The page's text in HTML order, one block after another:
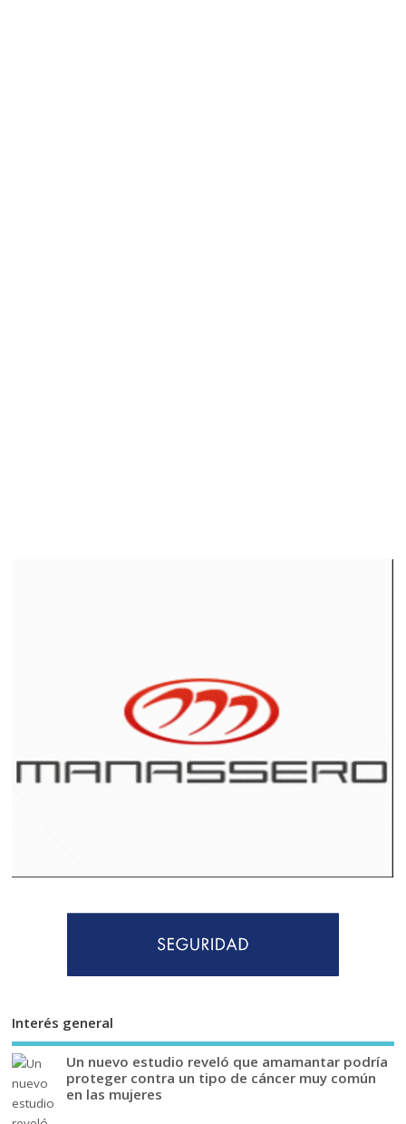
Interés general
Un nuevo estudio reveló que amamantar podría
proteger contra un tipo de cáncer muy común
en las mujeres